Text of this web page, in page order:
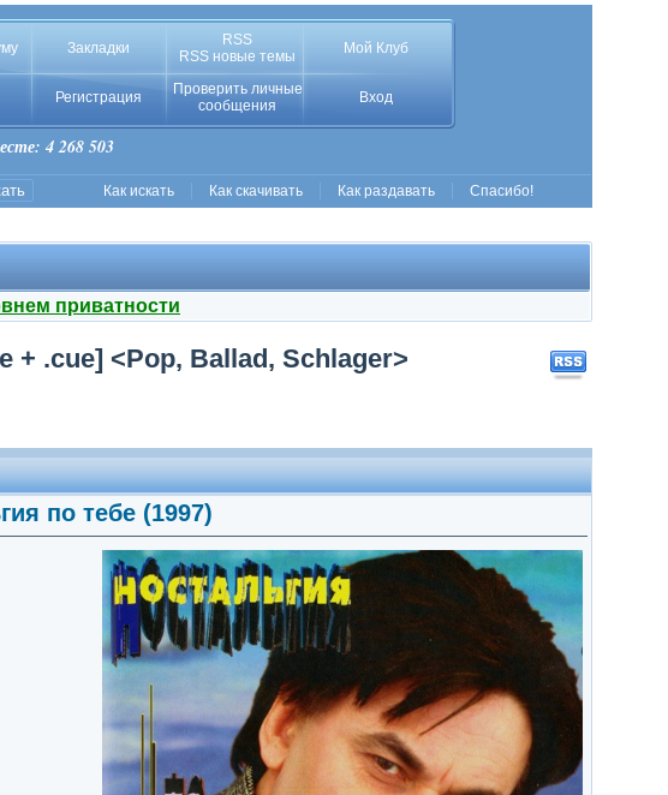
Закладки
RSS
RSS новые темы
Мой Клуб
Регистрация
Проверить личные
сообщения
Вход
4 268 503
Как искать Как скачивать Как раздавать Спасибо!
приватности
+ .cue] <Pop, Ballad, Schlager>
по тебе (1997)